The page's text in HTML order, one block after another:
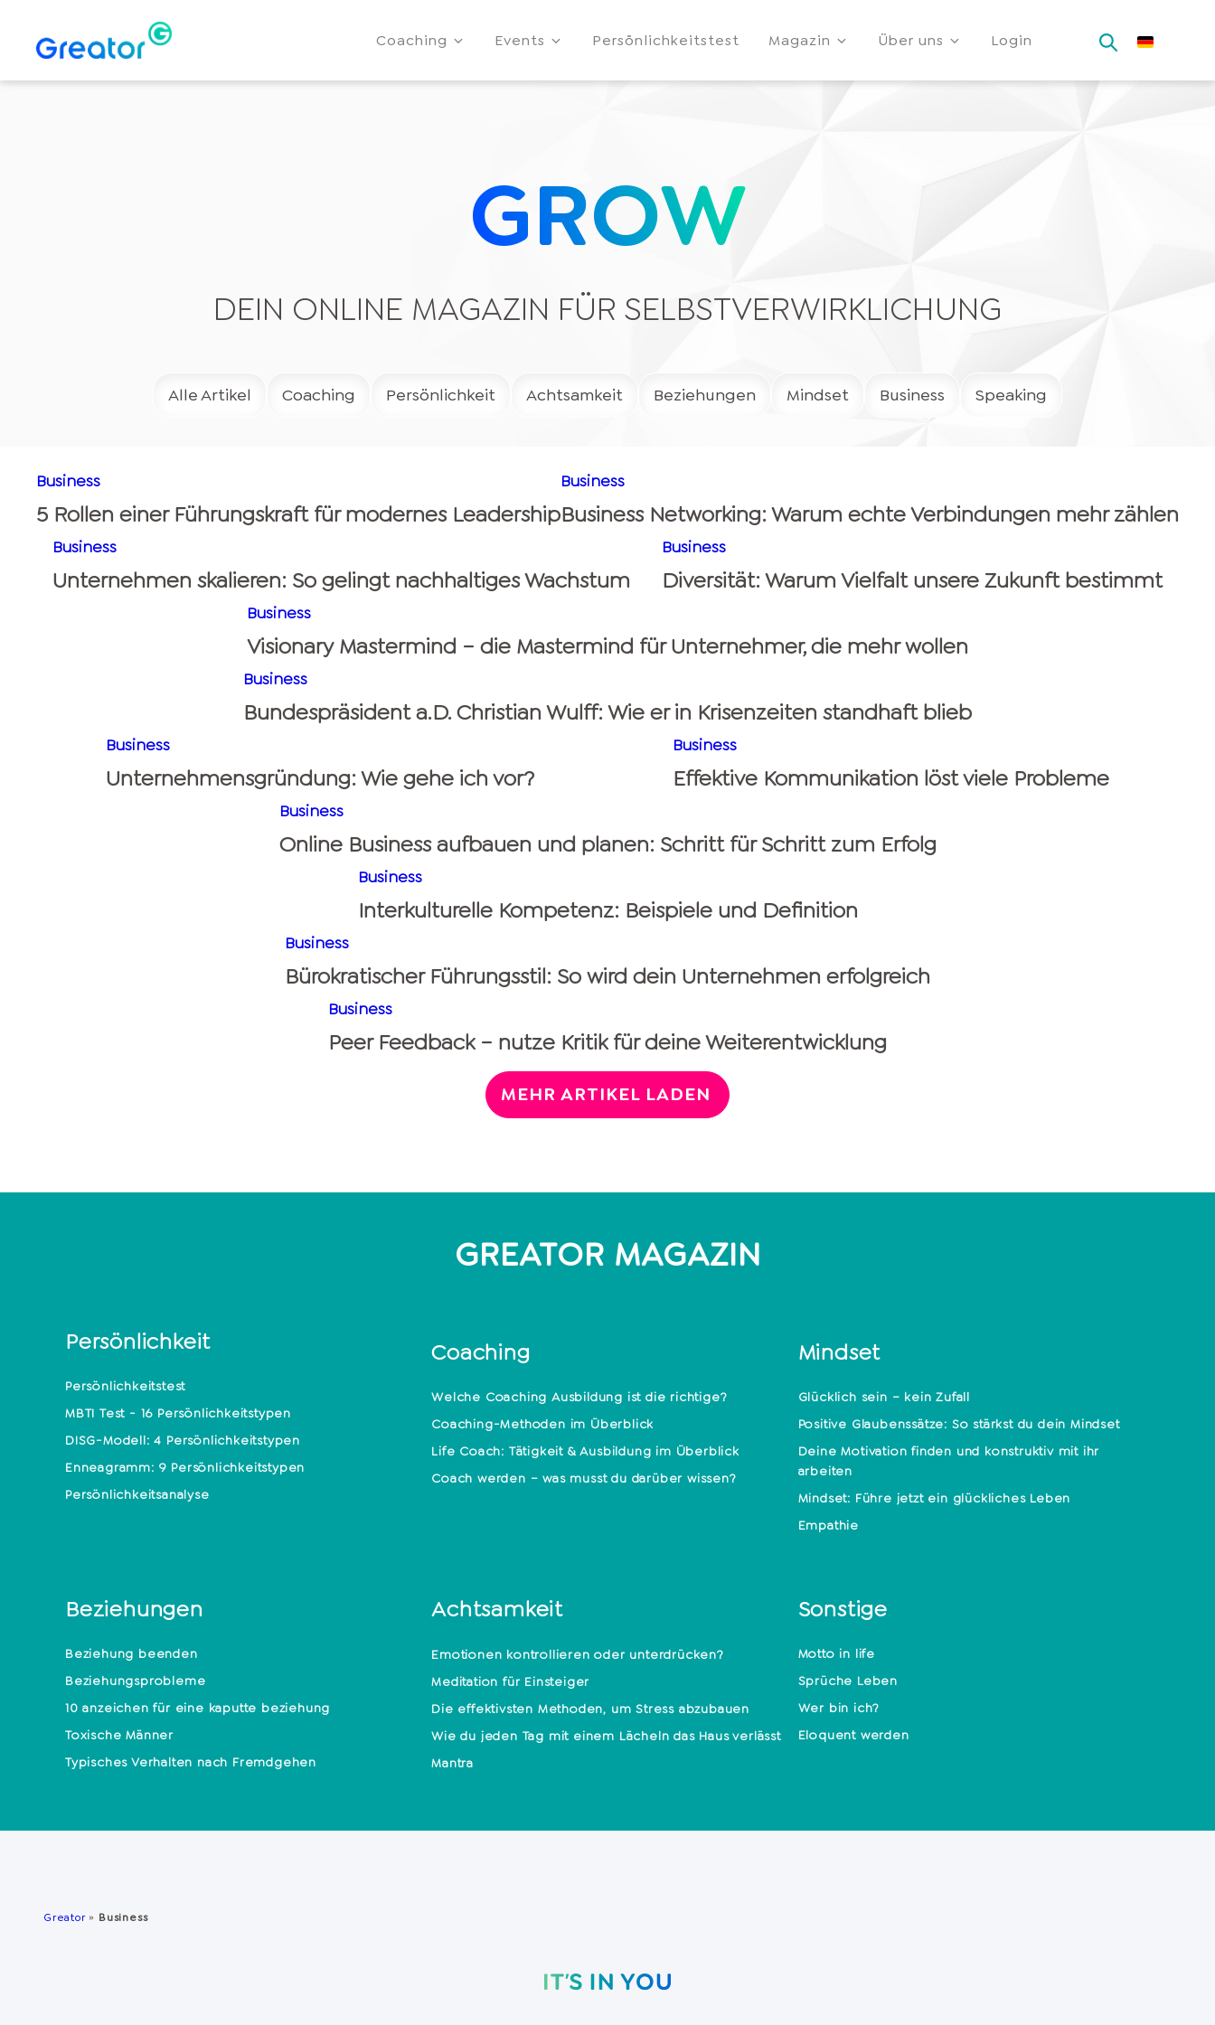
Coaching Events Persönlichkeitstest Magazin Über uns Login
GROW
DEIN ONLINE MAGAZIN FÜR SELBSTVERWIRKLICHUNG
Alle Artikel Coaching Persönlichkeit Achtsamkeit Beziehungen Mindset Business Speaking
Business
5 Rollen einer Führungskraft für modernes Leadership
Business
Business Networking: Warum echte Verbindungen mehr zählen
Business
Unternehmen skalieren: So gelingt nachhaltiges Wachstum
Business
Diversität: Warum Vielfalt unsere Zukunft bestimmt
Business
Visionary Mastermind – die Mastermind für Unternehmer, die mehr wollen
Business
Bundespräsident a.D. Christian Wulff: Wie er in Krisenzeiten standhaft blieb
Business
Unternehmensgründung: Wie gehe ich vor?
Business
Effektive Kommunikation löst viele Probleme
Business
Online Business aufbauen und planen: Schritt für Schritt zum Erfolg
Business
Interkulturelle Kompetenz: Beispiele und Definition
Business
Bürokratischer Führungsstil: So wird dein Unternehmen erfolgreich
Business
Peer Feedback – nutze Kritik für deine Weiterentwicklung
MEHR ARTIKEL LADEN
GREATOR MAGAZIN
Persönlichkeit
Persönlichkeitstest
MBTI Test - 16 Persönlichkeitstypen
DISG-Modell: 4 Persönlichkeitstypen
Enneagramm: 9 Persönlichkeitstypen
Persönlichkeitsanalyse
Coaching
Welche Coaching Ausbildung ist die richtige?
Coaching-Methoden im Überblick
Life Coach: Tätigkeit & Ausbildung im Überblick
Coach werden – was musst du darüber wissen?
Mindset
Glücklich sein – kein Zufall
Positive Glaubenssätze: So stärkst du dein Mindset
Deine Motivation finden und konstruktiv mit ihr
arbeiten
Mindset: Führe jetzt ein glückliches Leben
Empathie
Beziehungen
Beziehung beenden
Beziehungsprobleme
10 anzeichen für eine kaputte beziehung
Toxische Männer
Typisches Verhalten nach Fremdgehen
Achtsamkeit
Emotionen kontrollieren oder unterdrücken?
Meditation für Einsteiger
Die effektivsten Methoden, um Stress abzubauen
Wie du jeden Tag mit einem Lächeln das Haus verlässt
Mantra
Sonstige
Motto in life
Sprüche Leben
Wer bin ich?
Eloquent werden
Greator» Business